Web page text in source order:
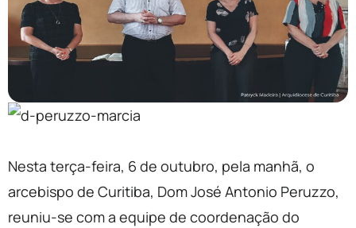
Nesta terça-feira, 6 de outubro, pela manhã, o
arcebispo de Curitiba, Dom José Antonio Peruzzo,
reuniu-se com a equipe de coordenação do